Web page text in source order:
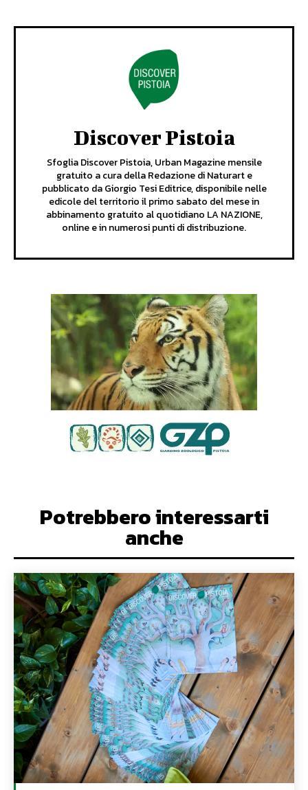
Discover Pistoia
Sfoglia Discover Pistoia, Urban Magazine mensile
gratuito a cura della Redazione di Naturart e
pubblicato da Giorgio Tesi Editrice, disponibile nelle
edicole del territorio il primo sabato del mese in
abbinamento gratuito al quotidiano LA NAZIONE,
online e in numerosi punti di distribuzione.
Potrebbero interessarti
anche